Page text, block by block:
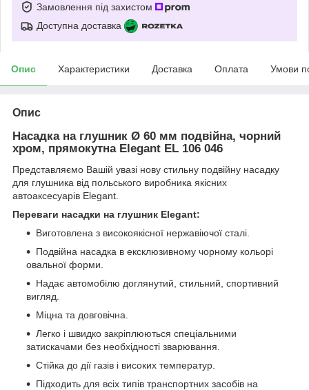
Замовлення під захистом
Доступна доставка
Опис Характеристики Доставка Оплата Умови
Опис
Насадка на глушник Ø 60 мм подвійна, чорний
хром, прямокутна Elegant EL 106 046
Представляємо Вашій увазі нову стильну подвійну насадку
для глушника від польського виробника якісних
автоаксесуарів Elegant.
Переваги насадки на глушник Elegant:
Виготовлена з високоякісної нержавіючої сталі.
Подвійна насадка в ексклюзивному чорному кольорі
овальної форми.
Надає автомобілю доглянутий, стильний, спортивний
вигляд.
Міцна та довговічна.
Легко і швидко закріплюються спеціальними
затискачами без необхідності зварювання.
Стійка до дії газів і високих температур.
Підходить для всіх типів транспортних засобів на